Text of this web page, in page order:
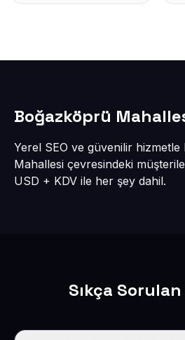
Boğazköprü
Yerel SEO ve güvenilir
Mahallesi çevresindeki
USD + KDV ile her şey dahil.
Sıkça